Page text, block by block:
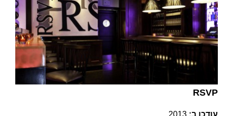
RSVP
עודכן ב: 2013